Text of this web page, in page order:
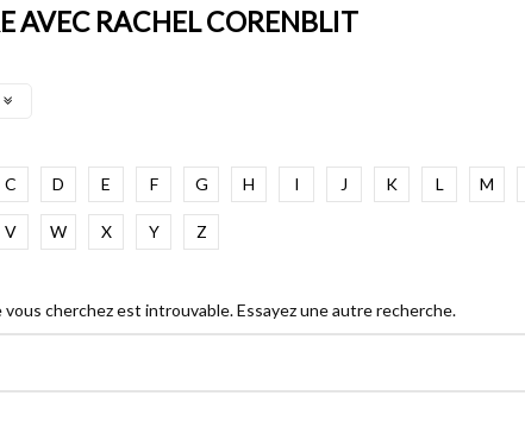
AVEC RACHEL CORENBLIT
C D E F G H I J K L M
V W X Y Z
vous cherchez est introuvable. Essayez une autre recherche.